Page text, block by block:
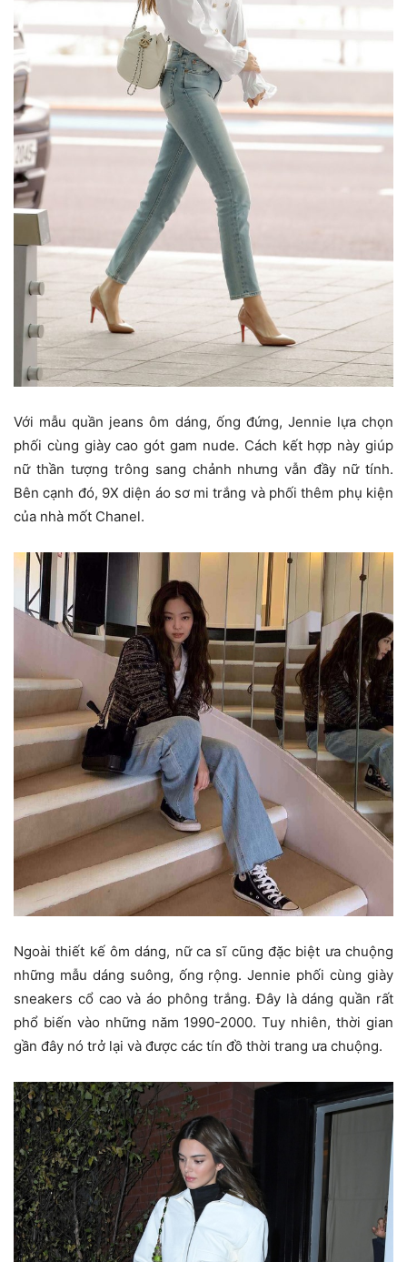
Với mẫu quần jeans ôm dáng, ống đứng, Jennie lựa chọn
phối cùng giày cao gót gam nude. Cách kết hợp này giúp
nữ thần tượng trông sang chảnh nhưng vẫn đầy nữ tính.
Bên cạnh đó, 9X diện áo sơ mi trắng và phối thêm phụ kiện
của nhà mốt Chanel.
Ngoài thiết kế ôm dáng, nữ ca sĩ cũng đặc biệt ưa chuộng
những mẫu dáng suông, ống rộng. Jennie phối cùng giày
sneakers cổ cao và áo phông trắng. Đây là dáng quần rất
phổ biến vào những năm 1990-2000. Tuy nhiên, thời gian
gần đây nó trở lại và được các tín đồ thời trang ưa chuộng.